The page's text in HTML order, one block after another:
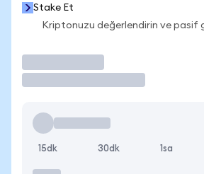
Stake Et
Kriptonuzu değerlendirin ve pasif
15dk 30dk 1sa